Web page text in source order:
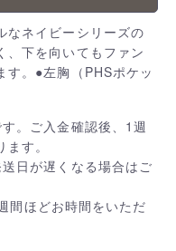
なネイビーシリーズの
、下を向いてもファン
す。●左胸（PHSポケッ
。ご入金確認後、1週
す。
日が遅くなる場合はご
間ほどお時間をいただ